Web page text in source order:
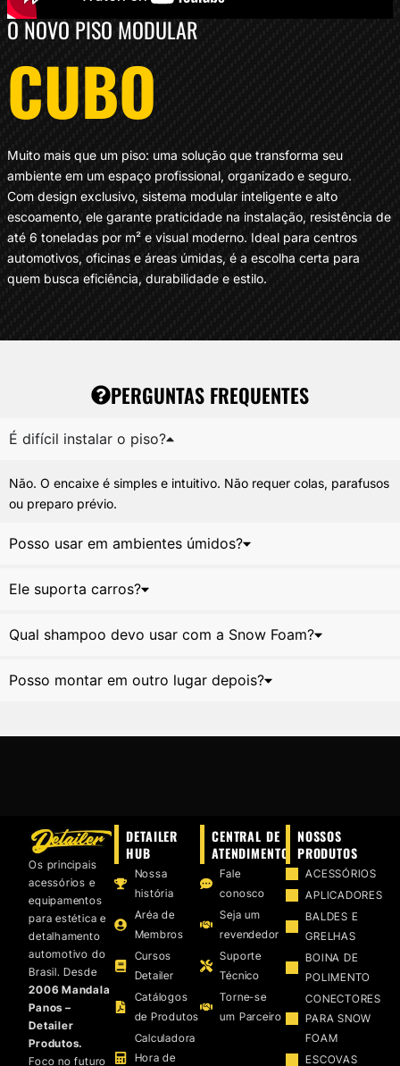
O NOVO PISO MODULAR
CUBO
Muito mais que um piso: uma solução que transforma seu
ambiente em um espaço profissional, organizado e seguro.
Com design exclusivo, sistema modular inteligente e alto
escoamento, ele garante praticidade na instalação, resistência de
até 6 toneladas por m² e visual moderno. Ideal para centros
automotivos, oficinas e áreas úmidas, é a escolha certa para
quem busca eficiência, durabilidade e estilo.
PERGUNTAS FREQUENTES
É difícil instalar o piso?
Não. O encaixe é simples e intuitivo. Não requer colas, parafusos
ou preparo prévio.
Posso usar em ambientes úmidos?
Ele suporta carros?
Qual shampoo devo usar com a Snow Foam?
Posso montar em outro lugar depois?
Os principais
acessórios e
equipamentos
para estética e
detalhamento
automotivo do
Brasil. Desde
2006 Mandala
Panos –
Detailer
Produtos.
Foco no futuro
DETAILER
HUB
Nossa
história
Aréa de
Membros
Cursos
Detailer
Catálogos
de Produtos
Calculadora
Hora de
CENTRAL DE
ATENDIMENTO
Fale
conosco
Seja um
revendedor
Suporte
Técnico
Torne-se
um Parceiro
NOSSOS
PRODUTOS
ACESSÓRIOS
APLICADORES
BALDES E
GRELHAS
BOINA DE
POLIMENTO
CONECTORES
PARA SNOW
FOAM
ESCOVAS